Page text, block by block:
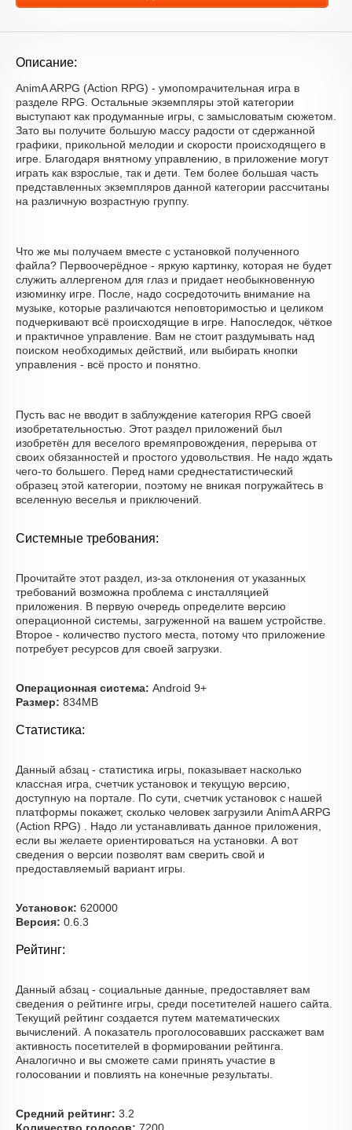
Описание:
AnimA ARPG (Action RPG) - умопомрачительная игра в
разделе RPG. Остальные экземпляры этой категории
выступают как продуманные игры, с замысловатым сюжетом.
Зато вы получите большую массу радости от сдержанной
графики, прикольной мелодии и скорости происходящего в
игре. Благодаря внятному управлению, в приложение могут
играть как взрослые, так и дети. Тем более большая часть
представленных экземпляров данной категории рассчитаны
на различную возрастную группу.
Что же мы получаем вместе с установкой полученного
файла? Первоочерёдное - яркую картинку, которая не будет
служить аллергеном для глаз и придает необыкновенную
изюминку игре. После, надо сосредоточить внимание на
музыке, которые различаются неповторимостью и целиком
подчеркивают всё происходящие в игре. Напоследок, чёткое
и практичное управление. Вам не стоит раздумывать над
поиском необходимых действий, или выбирать кнопки
управления - всё просто и понятно.
Пусть вас не вводит в заблуждение категория RPG своей
изобретательностью. Этот раздел приложений был
изобретён для веселого времяпровождения, перерыва от
своих обязанностей и простого удовольствия. Не надо ждать
чего-то большего. Перед нами среднестатистический
образец этой категории, поэтому не вникая погружайтесь в
вселенную веселья и приключений.
Системные требования:
Прочитайте этот раздел, из-за отклонения от указанных
требований возможна проблема с инсталляцией
приложения. В первую очередь определите версию
операционной системы, загруженной на вашем устройстве.
Второе - количество пустого места, потому что приложение
потребует ресурсов для своей загрузки.
Операционная система: Android 9+
Размер: 834MB
Статистика:
Данный абзац - статистика игры, показывает насколько
классная игра, счетчик установок и текущую версию,
доступную на портале. По сути, счетчик установок с нашей
платформы покажет, сколько человек загрузили AnimA ARPG
(Action RPG) . Надо ли устанавливать данное приложения,
если вы желаете ориентироваться на установки. А вот
сведения о версии позволят вам сверить свой и
предоставляемый вариант игры.
Установок: 620000
Версия: 0.6.3
Рейтинг:
Данный абзац - социальные данные, предоставляет вам
сведения о рейтинге игры, среди посетителей нашего сайта.
Текущий рейтинг создается путем математических
вычислений. А показатель проголосовавших расскажет вам
активность посетителей в формировании рейтинга.
Аналогично и вы сможете сами принять участие в
голосовании и повлиять на конечные результаты.
Средний рейтинг: 3.2